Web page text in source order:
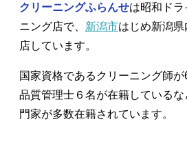
クリーニングふらんせは昭和ド
ニング店で、 新潟市はじめ新潟
店しています。
国家資格であるクリーニング師
品質管理士６名が在籍している
門家が多数在籍されています。